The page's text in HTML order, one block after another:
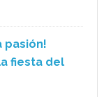
pasión!
fiesta del